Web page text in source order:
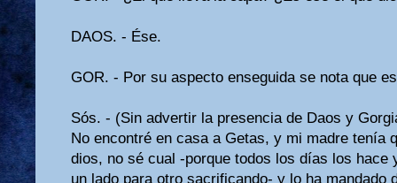
DAOS. - Ése.
GOR. - Por su aspecto enseguida se nota que
Sós. - (Sin advertir la presencia de Daos y
No encontré en casa a Getas, y mi madre tenía
dios, no sé cual -porque todos los días los hace
un lado para otro sacrificando- y lo ha mandado